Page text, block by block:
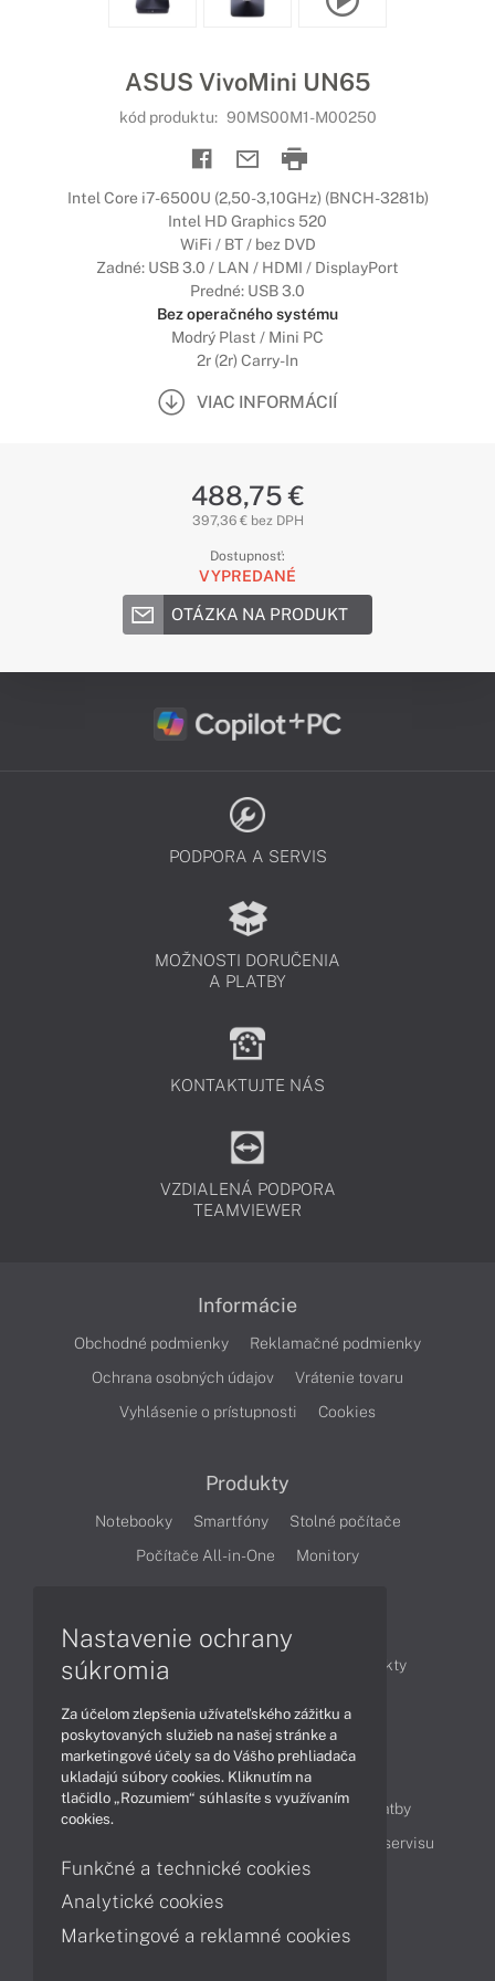
ASUS VivoMini UN65
kód produktu: 90MS00M1-M00250
Intel Core i7-6500U (2,50-3,10GHz) (BNCH-3281b)
Intel HD Graphics 520
WiFi / BT / bez DVD
Zadné: USB 3.0 / LAN / HDMI / DisplayPort
Predné: USB 3.0
Bez operačného systému
Modrý Plast / Mini PC
2r (2r) Carry-In
VIAC INFORMÁCIÍ
488,75 €
397,36 € bez DPH
Dostupnosť:
VYPREDANÉ
OTÁZKA NA PRODUKT
PODPORA A SERVIS
MOŽNOSTI DORUČENIA
A PLATBY
KONTAKTUJTE NÁS
VZDIALENÁ PODPORA
TEAMVIEWER
Informácie
Obchodné podmienky
Reklamačné podmienky
Ochrana osobných údajov
Vrátenie tovaru
Vyhlásenie o prístupnosti
Cookies
Produkty
Notebooky Smartfóny
Stolné počítače
Počítače All-in-One
Monitory
Články
Obchodné informácie
Produkty
Obsah
Ako nakupovať
Možnosti doručenia a platby
Cenník servisu
Kontakty
Nastavenie ochrany
súkromia
Za účelom zlepšenia užívateľského zážitku a
poskytovaných služieb na našej stránke a
marketingové účely sa do Vášho prehliadača
ukladajú súbory cookies. Kliknutím na
tlačidlo „Rozumiem“ súhlasíte s využívaním
cookies.
Funkčné a technické cookies
Analytické cookies
Marketingové a reklamné cookies